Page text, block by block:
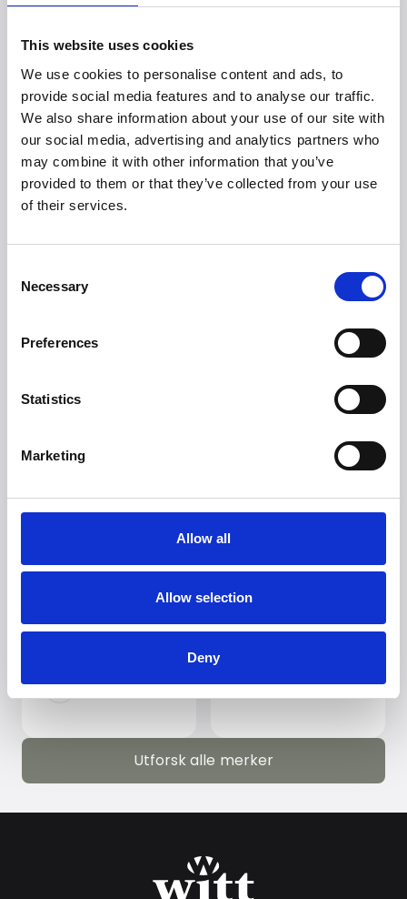
This website uses cookies
We use cookies to personalise content and ads, to
provide social media features and to analyse our traffic.
We also share information about your use of our site with
our social media, advertising and analytics partners who
may combine it with other information that you’ve
provided to them or that they’ve collected from your use
of their services.
Selection
Necessary
Preferences
Statistics
Marketing
Allow all
Allow selection
Deny
Leter du etter flere
merker?
Mer enn 50 internasjonale merker stoler på
Witt.
Utforsk alle merker
Utforsk alle merker